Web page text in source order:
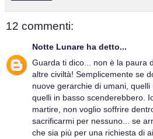
12 commenti:
Notte Lunare ha detto...
Guarda ti dico... non è la paura
altre civiltà! Semplicemente se
nuove gerarchie di umani,
quelli in basso scenderebbero.
martire, non voglio soffrire
sacrificarmi per nessuno... se
che sia più per una richiesta di